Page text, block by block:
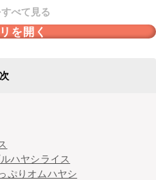
！オムライスやドリアなどにア
チェックしてみてくださいね。
べて見る
を開く
ハヤシライス
ぷりオムハヤシ